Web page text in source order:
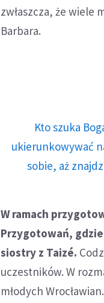
zwłaszcza, że wiele
Barbara.
Kto szuka
ukierunkowywać
sobie, aż
W ramach
Przygotowań,
siostry z Taizé.
uczestników. W
młodych Wrocławian.